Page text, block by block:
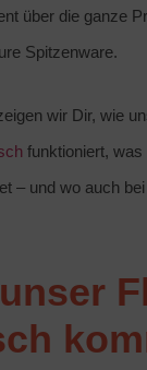
über die ganze
Spitzenware.
wir Dir, wie
funktioniert,
– und wo auch